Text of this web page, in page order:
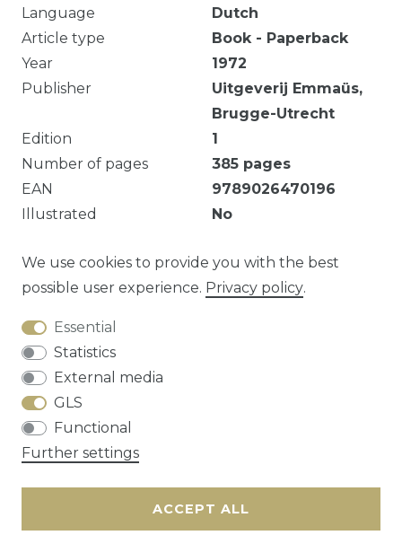
Language
Dutch
Article type
Book - Paperback
Year
1972
Publisher
Uitgeverij Emmaüs,
Brugge-Utrecht
Edition
1
Number of pages
385 pages
EAN
9789026470196
Illustrated
No
Schade aan kaft
Question about this article?
Cancellation rights
We use cookies to provide you with the best
possible user experience. Privacy policy.
Essential
Statistics
External media
GLS
Functional
Further settings
ACCEPT ALL